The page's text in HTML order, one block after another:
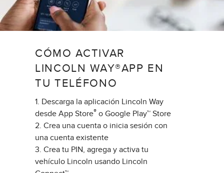
CÓMO ACTIVAR
LINCOLN WAY®APP EN
TU TELÉFONO
1. Descarga la aplicación Lincoln Way
desde App Store® o Google Play™ Store
2. Crea una cuenta o inicia sesión con
una cuenta existente
3. Crea tu PIN, agrega y activa tu
vehículo Lincoln usando Lincoln